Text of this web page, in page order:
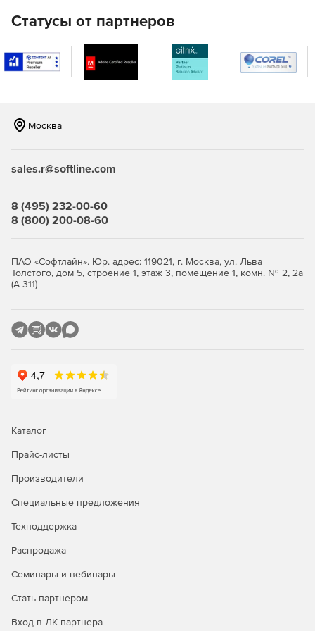
высоте.
Графическое представление цифровой информации:
координат зданий, сооружений и устройств
молниезащиты.
Подсистема расчета заземляющих устройств:
естественных заземлителей.
Подсистема расчета подстанций:
Расчет заземления подстанций (подсистема РП) для
расхода металла.
Расчет заземлителей при фиксированных значениях
естественной проводимости железобетонных стоек
характеристик заземляющего устройства.
постоянным и переменным шагом ячеек
Подсистема расчета электромагнитной обстановки:
Ввод естественных и искусственных заземлителей
Статусы от партнеров
Москва
sales.r@softline.com
8 (495) 232-00-60
8 (800) 200-08-60
ПАО «Софтлайн». Юр. адрес: 119021, г. Москва, ул. Льва
Толстого, дом 5, строение 1, этаж 3, помещение 1, комн. № 2, 2а
(А-311)
Каталог
Прайс-листы
Производители
Специальные предложения
Техподдержка
Распродажа
Семинары и вебинары
Стать партнером
Вход в ЛК партнера